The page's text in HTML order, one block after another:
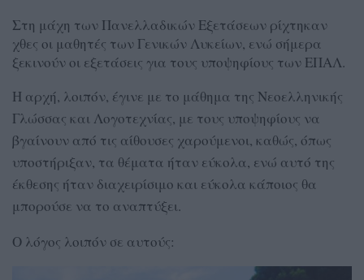
Στη μάχη των Πανελλαδικών Εξετάσεων ρίχτηκαν
χθες οι μαθητές των Γενικών Λυκείων, ενώ σήμερα
ξεκινούν οι εξετάσεις για τους υποψηφίους των ΕΠΑΛ.
Η αρχή, λοιπόν, έγινε με το μάθημα της Νεοελληνικής
Γλώσσας και Λογοτεχνίας, με τους υποψηφίους να
βγαίνουν από τις αίθουσες χαρούμενοι, καθώς, όπως
υποστήριξαν, τα θέματα ήταν εύκολα, ενώ αυτό της
έκθεσης ήταν διαχειρίσιμο και εύκολα κάποιος θα
μπορούσε να το αναπτύξει.
Ο λόγος λοιπόν σε αυτούς: